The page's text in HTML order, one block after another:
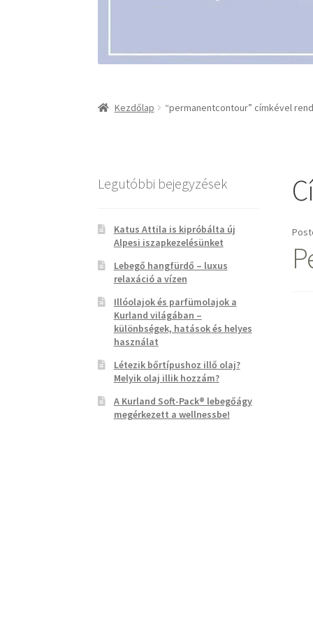
Kezdőlap “permanentcontour” címkével
Legutóbbi bejegyzések
Katus Attila is kipróbálta új
Alpesi iszapkezelésünket
Lebegő hangfürdő – luxus
relaxáció a vízen
Illóolajok és parfümolajok a
Kurland világában –
különbségek, hatások és helyes
használat
Létezik bőrtípushoz illő olaj?
Melyik olaj illik hozzám?
A Kurland Soft-Pack® lebegőágy
megérkezett a wellnessbe!